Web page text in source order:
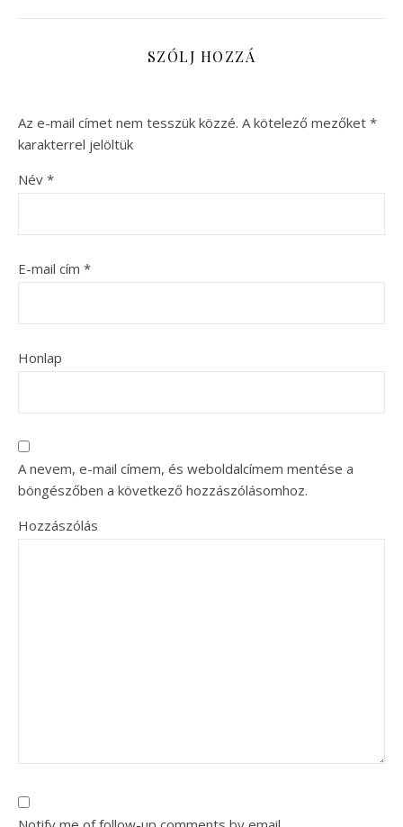
SZÓLJ HOZZÁ
Az e-mail címet nem tesszük közzé. A kötelező mezőket *
karakterrel jelöltük
Név *
E-mail cím *
Honlap
A nevem, e-mail címem, és weboldalcímem mentése a
böngészőben a következő hozzászólásomhoz.
Hozzászólás